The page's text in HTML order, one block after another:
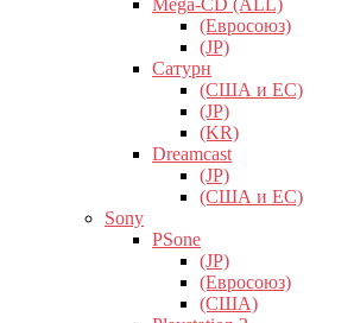
Mega-CD (ALL)
(Евросоюз)
(JP)
Сатурн
(США и ЕС)
(JP)
(KR)
Dreamcast
(JP)
(США и ЕС)
Sony
PSone
(JP)
(Евросоюз)
(США)